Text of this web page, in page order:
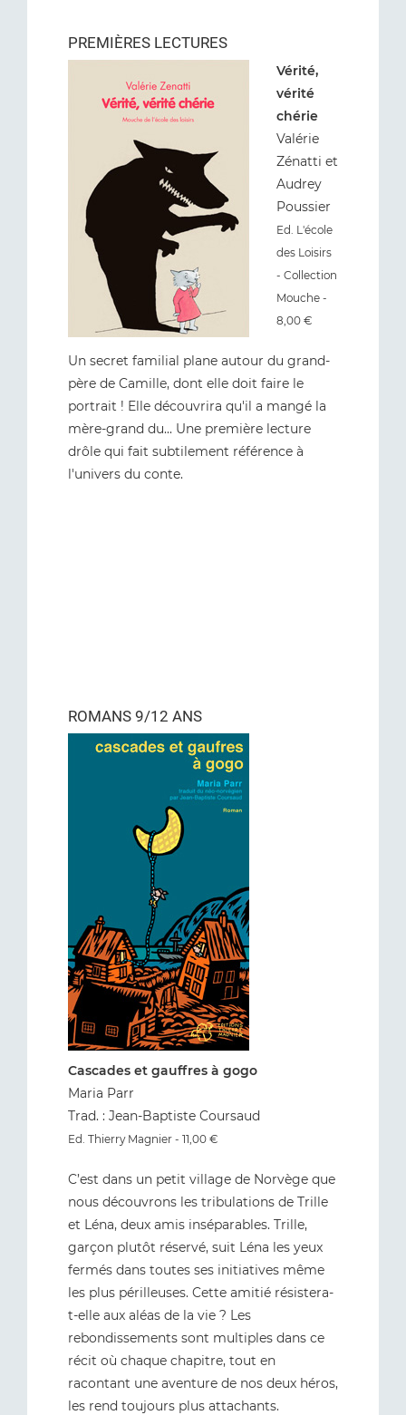
PREMIÈRES LECTURES
Vérité,
vérité
chérie
Valérie
Zénatti et
Audrey
Poussier
Ed. L'école
des Loisirs
- Collection
Mouche -
8,00 €
Un secret familial plane autour du grand-
père de Camille, dont elle doit faire le
portrait ! Elle découvrira qu'il a mangé la
mère-grand du... Une première lecture
drôle qui fait subtilement référence à
l'univers du conte.
ROMANS 9/12 ANS
Cascades et gauffres à gogo
Maria Parr
Trad. : Jean-Baptiste Coursaud
Ed. Thierry Magnier - 11,00 €
C’est dans un petit village de Norvège que
nous découvrons les tribulations de Trille
et Léna, deux amis inséparables. Trille,
garçon plutôt réservé, suit Léna les yeux
fermés dans toutes ses initiatives même
les plus périlleuses. Cette amitié résistera-
t-elle aux aléas de la vie ? Les
rebondissements sont multiples dans ce
récit où chaque chapitre, tout en
racontant une aventure de nos deux héros,
les rend toujours plus attachants.